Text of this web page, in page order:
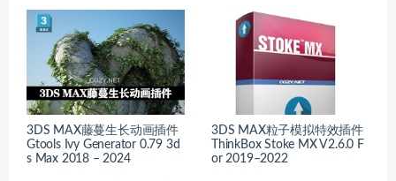
3DS MAX藤蔓生长动画插件
Gtools Ivy Generator 0.79 3d
s Max 2018 – 2024
3DS MAX粒子模拟特效插件
ThinkBox Stoke MX V2.6.0 F
or 2019–2022